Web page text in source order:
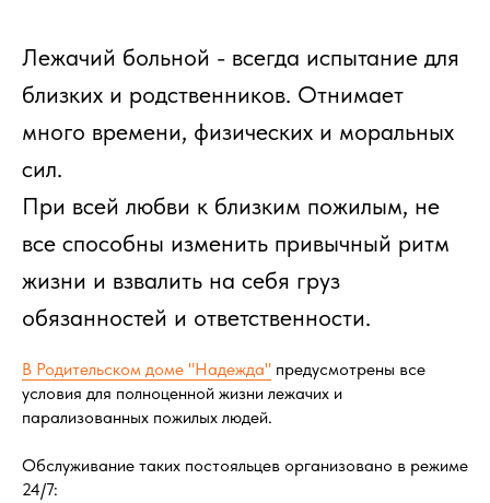
Лежачий больной - всегда испытание для
близких и родственников. Отнимает
много времени, физических и моральных
сил.
При всей любви к близким пожилым, не
все способны изменить привычный ритм
жизни и взвалить на себя груз
обязанностей и ответственности.
В Родительском доме "Надежда" предусмотрены все
условия для полноценной жизни лежачих и
парализованных пожилых людей.
Обслуживание таких постояльцев организовано в режиме
24/7: